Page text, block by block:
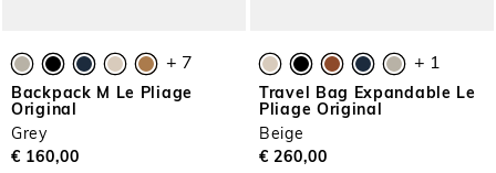
+ 7
Backpack M Le Pliage
Original
Grey
€ 160,00
+ 1
Travel Bag Expandable Le
Pliage Original
Beige
€ 260,00